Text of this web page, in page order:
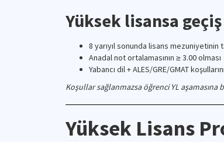
Yüksek lisansa
8 yarıyıl sonunda lisans mezuniyetinin
Anadal not ortalamasının ≥ 3.00 olması
Yabancı dil + ALES/GRE/GMAT
Koşullar sağlanmazsa öğrenci YL
Yüksek Lisans